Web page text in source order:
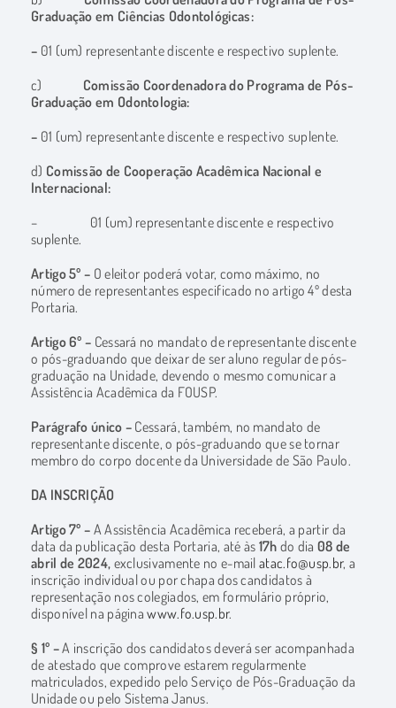
Graduação em Ciências Odontológicas:
– 01 (um) representante discente e respectivo suplente.
c) Comissão Coordenadora do Programa de Pós-
Graduação em Odontologia:
– 01 (um) representante discente e respectivo suplente.
d) Comissão de Cooperação Acadêmica Nacional e
Internacional:
– 01 (um) representante discente e respectivo
suplente.
Artigo 5º – O eleitor poderá votar, como máximo, no
número de representantes especificado no artigo 4º desta
Portaria.
Artigo 6º – Cessará no mandato de representante discente
o pós-graduando que deixar de ser aluno regular de pós-
graduação na Unidade, devendo o mesmo comunicar a
Assistência Acadêmica da FOUSP.
Parágrafo único – Cessará, também, no mandato de
representante discente, o pós-graduando que se tornar
membro do corpo docente da Universidade de São Paulo.
DA INSCRIÇÃO
Artigo 7º – A Assistência Acadêmica receberá, a partir da
data da publicação desta Portaria, até às 17h do dia 08 de
abril de 2024, exclusivamente no e-mailatac.fo@usp.br, a
inscrição individual ou por chapa dos candidatos à
representação nos colegiados, em formulário próprio,
disponível na páginawww.fo.usp.br.
§ 1º –A inscrição dos candidatos deverá ser acompanhada
de atestado que comprove estarem regularmente
matriculados, expedido pelo Serviço de Pós-Graduação da
Unidade ou pelo Sistema Janus.